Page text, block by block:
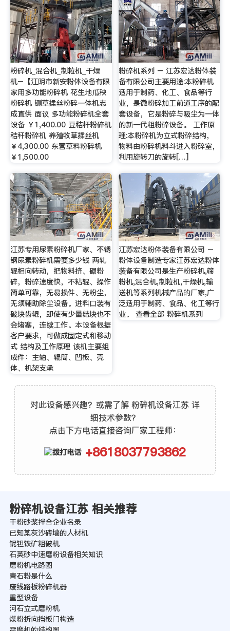
粉碎机_混合机_制粒机_干燥
机–【江阴市新安粉体设备有限
家用多功能粉碎机 花生地瓜秧
粉碎机 铡草揉丝粉碎一体机志
成直供 面议 多功能粉碎机全套
设备 ￥1,400.00 豆秸杆粉碎机
秸秆粉碎机 养殖牧草揉丝机
￥4,300.00 东营草料粉碎机
￥1,500.00
粉碎机系列 – 江苏宏达粉体装
备有限公司主要用途:本粉碎机
适用于制药、化工、食品等行
业，是微粉碎加工前道工序的配
套设备，它是粉碎与吸尘为一体
的新一代粗粉碎设备。 工作原
理:本粉碎机为立式粉碎结构，
物料由粉碎机料斗进入粉碎室，
利用旋转刀的旋转[…]
江苏专用尿素粉碎机厂家、不锈
钢尿素粉碎机需要多少钱 两轧
辊相向转动，把物料挤、碾粉
碎，粉碎速度快，不粘辊、操作
简单可靠，无易损件、无粉尘，
无须辅助除尘设备。进料口装有
破块齿辊，即使有少量结块也不
会堵塞，连续工作。本设备根据
客户要求，可做成固定式和移动
式 结构及工作原理 该机主要组
成件：主轴、辊筒、凹板、壳
体、机架支承
江苏宏达粉体装备有限公司 –
粉体设备制造专家江苏宏达粉体
装备有限公司是生产粉碎机,筛
粉机,混合机,制粒机,干燥机,输
送机等系列机械产品的厂家,广
泛适用于制药、食品、化工等行
业。 查看全部 粉碎机系列
对此设备感兴趣？或需了解 粉碎机设备江苏 详
细技术参数？
点击下方电话直接咨询厂家工程师：
+8618037793862
粉碎机设备江苏 相关推荐
干粉砂浆拌合企业名录
已知某灰沙砖墙的人材机
铌钽铁矿粗破机
石英砂中速磨粉设备相关知识
磨粉机电路图
青石粉是什么
废线路板粉碎机器
重型设备
河石立式磨粉机
煤粉折向挡板门构造